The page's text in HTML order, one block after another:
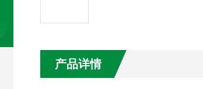
产品详情